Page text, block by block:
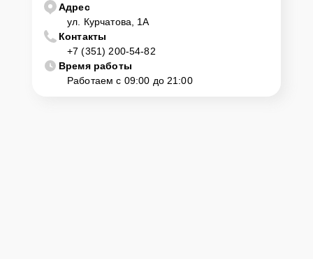
Адрес
ул. Курчатова, 1А
Контакты
+7 (351) 200-54-82
Время работы
Работаем с 09:00 до 21:00